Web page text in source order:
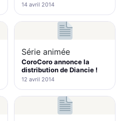
14 avril 2014
Série animée
CoroCoro annonce la
distribution de Diancie !
12 avril 2014